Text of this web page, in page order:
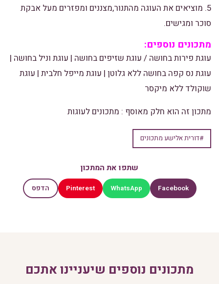
5. מוציאים את העוגה מהתנור,מצננים ומפזרים מעל אבקת
סוכר ומגישים.
מתכונים נוספים:
עוגת פירות בחושה / עוגת שזיפים בחושה | עוגת וניל בחושה |
עוגת נס קפה בחושה ללא גלוטן | עוגת מייפל חלבית | עוגת
שוקולד ללא מיקסר
מתכון זה הוא חלק מאוסף : מתכונים לעוגות
#דורית אלישע מתכונים
שתפו את המתכון
Facebook
WhatsApp
Pinterest הדפס
מתכונים נוספים שיעניינו אתכם